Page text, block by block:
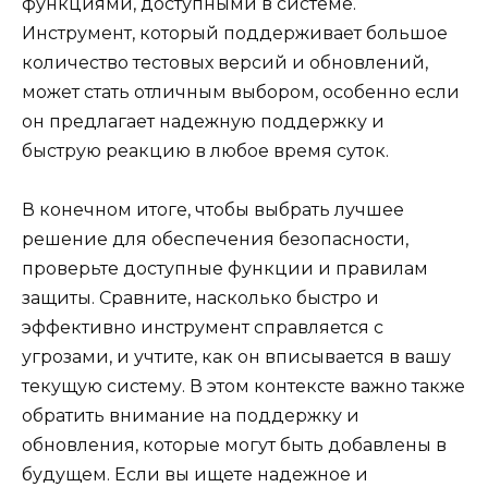
Инструмент, который поддерживает большое
количество тестовых версий и обновлений,
может стать отличным выбором, особенно если
он предлагает надежную поддержку и
быструю реакцию в любое время суток.
В конечном итоге, чтобы выбрать лучшее
решение для обеспечения безопасности,
проверьте доступные функции и правилам
защиты. Сравните, насколько быстро и
эффективно инструмент справляется с
угрозами, и учтите, как он вписывается в вашу
текущую систему. В этом контексте важно также
обратить внимание на поддержку и
обновления, которые могут быть добавлены в
будущем. Если вы ищете надежное и